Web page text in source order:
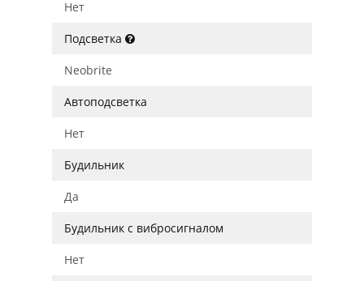
Нет
Подсветка
Neobrite
Автоподсветка
Нет
Будильник
Да
Будильник с вибросигналом
Нет